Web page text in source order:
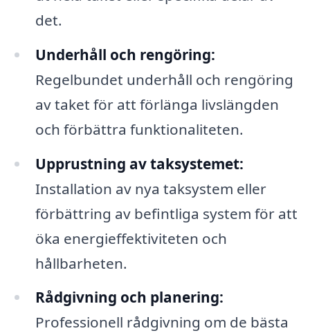
det.
Underhåll och rengöring:
Regelbundet underhåll och rengöring
av taket för att förlänga livslängden
och förbättra funktionaliteten.
Upprustning av taksystemet:
Installation av nya taksystem eller
förbättring av befintliga system för att
öka energieffektiviteten och
hållbarheten.
Rådgivning och planering:
Professionell rådgivning om de bästa